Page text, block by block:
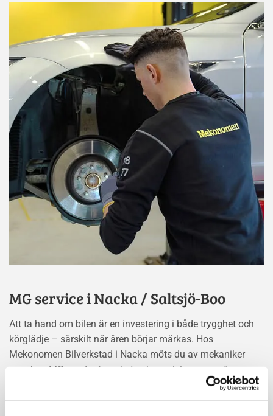
MG service i Nacka / Saltsjö-Boo
Att ta hand om bilen är en investering i både trygghet och
körglädje – särskilt när åren börjar märkas. Hos
Mekonomen Bilverkstad i Nacka möts du av mekaniker
som kan MG, med erfarenhet och precision som gör
skillnad i varje servicemoment. Vi följer MGs egna riktlinjer
och använder originaldelar eller likvärdiga komponenter för